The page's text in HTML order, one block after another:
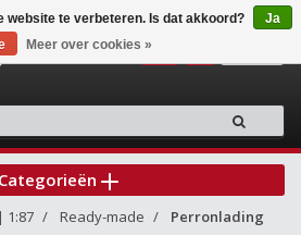
Categorieën
1:87 Ready-made Perronlading
website te verbeteren. Is dat akkoord?
Ja
Meer over cookies »